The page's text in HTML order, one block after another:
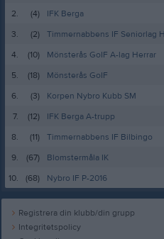
2.
(4)
IFK Berga
3.
(2)
Timmernabbens IF Seniorlag
4.
(10)
Mönsterås GoIF A-lag Herrar
5.
(18)
Mönsterås GoIF
6.
(3)
Korpen Nybro Kubb SM
7.
(12)
IFK Berga A-trupp
8.
(11)
Timmernabbens IF Bilbingo
9.
(67)
Blomstermåla IK
10.
(68) Nybro IF P-2016
Registrera din klubb/din grupp
Integritetspolicy